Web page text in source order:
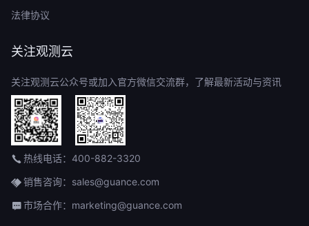
法律协议
关注观测云
关注观测云公众号或加入官方微信交流群，了解最新活动与资讯
热线电话：400-882-3320
销售咨询：sales@guance.com
市场合作：marketing@guance.com